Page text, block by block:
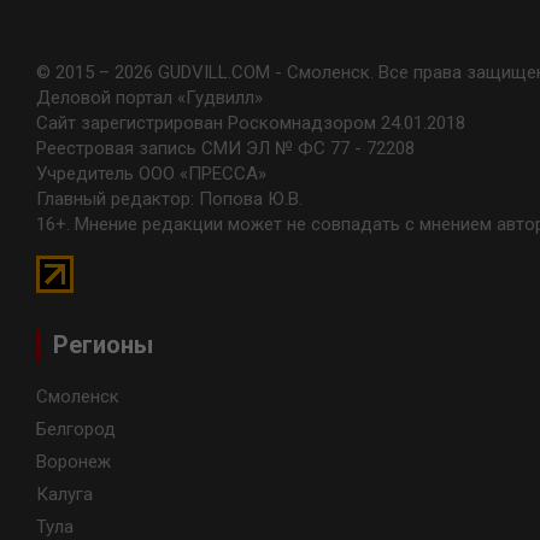
© 2015 – 2026 GUDVILL.COM - Смоленск. Все права
Деловой портал «Гудвилл»
Сайт зарегистрирован Роскомнадзором 24.01.2018
Реестровая запись СМИ ЭЛ № ФС 77 - 72208
Учредитель ООО «ПРЕССА»
Главный редактор: Попова Ю.В.
16+. Мнение редакции может не совпадать с мнением
Регионы
Смоленск
Белгород
Воронеж
Калуга
Тула